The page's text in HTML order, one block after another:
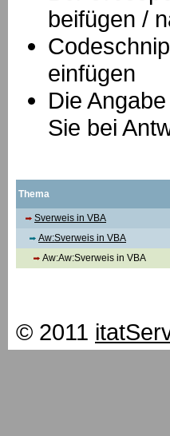
beifügen /
einfügen
Die
Sie bei
Thema
Sverweis in VBA
Aw:Sverweis in VBA
Aw:Aw:Sverweis in VBA
© 2011